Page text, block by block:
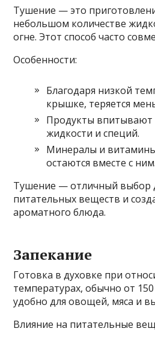
Тушение — это
небольшом количестве
огне. Этот способ часто
Особенности:
Благодаря низкой
крышке, теряется
Продукты впитывают
жидкости и специй.
Минералы и
остаются вместе с ним.
Тушение — отличный выбор
питательных веществ и
ароматного блюда.
Запекание
Готовка в духовке при
температурах, обычно от
удобно для овощей, мяса и
Влияние на питательные